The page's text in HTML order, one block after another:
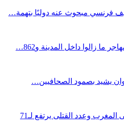
فرنسي مبحوث عنه دوليًا بتهمة…
يشيد بصمود الصحافيين…